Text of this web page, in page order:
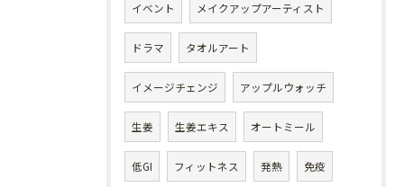
イベント メイクアップアーティスト
ドラマ タオルアート
イメージチェンジ アップルウォッチ
生姜 生姜エキス オートミール
低GI フィットネス 発熱 免疫